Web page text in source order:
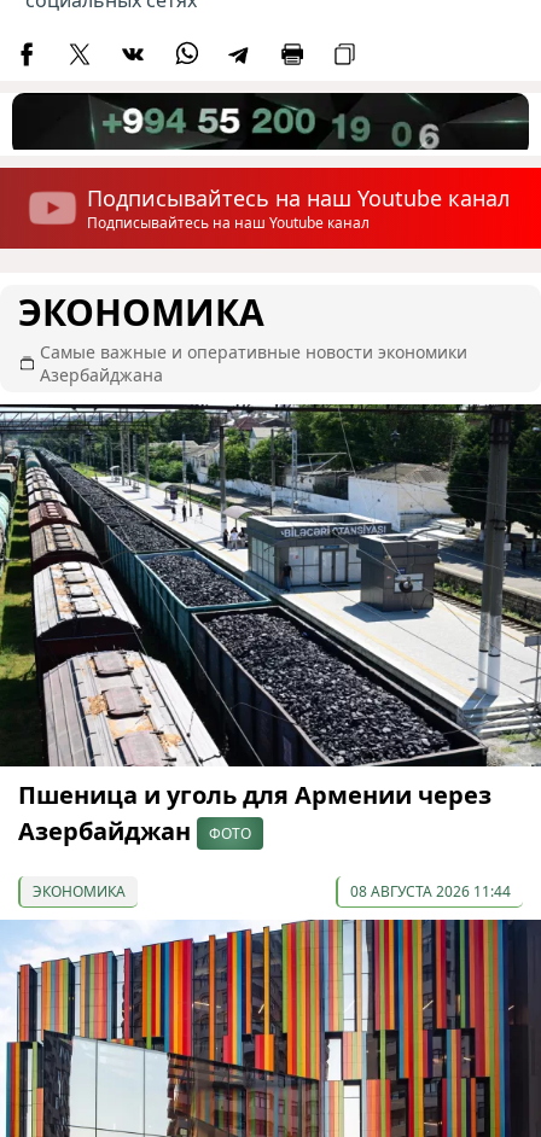
Подписывайтесь на наш Youtube канал
Подписывайтесь на наш Youtube канал
ЭКОНОМИКА
Самые важные и оперативные новости экономики
Азербайджана
Пшеница и уголь для Армении через
Азербайджан
ФОТО
ЭКОНОМИКА 08 АВГУСТА 2026 11:44